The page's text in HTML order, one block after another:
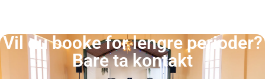
Vil du booke for lengre perioder?
Bare ta kontakt